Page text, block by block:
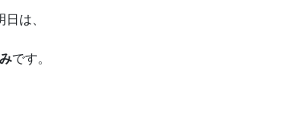
は、
です。